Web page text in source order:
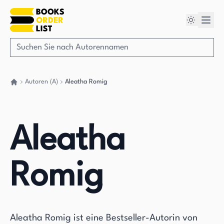
Autoren (A) Aleatha Romig
Aleatha
Romig
Aleatha Romig ist eine Bestseller-Autorin von